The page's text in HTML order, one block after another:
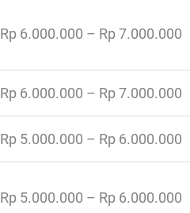
Rp 6.000.000 – Rp 7.000.000
Rp 6.000.000 – Rp 7.000.000
Rp 5.000.000 – Rp 6.000.000
Rp 5.000.000 – Rp 6.000.000